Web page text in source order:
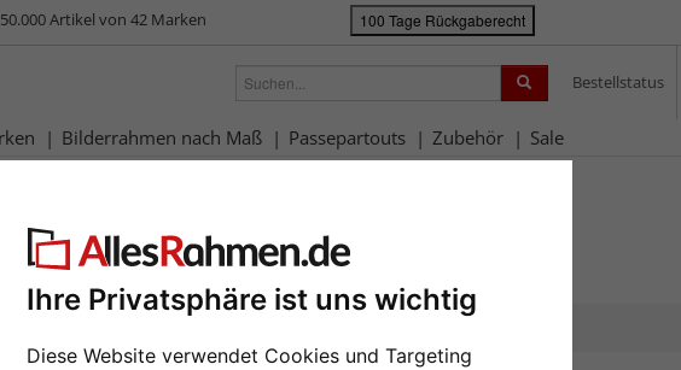
Ihre Privatsphäre ist uns wichtig
Diese Website verwendet Cookies und Targeting
Artikel von 42 Marken 100 Tage Rückgaberecht
Bestellstatus
Bilderrahmen nach Maß Passepartouts Zubehör Sale
cm